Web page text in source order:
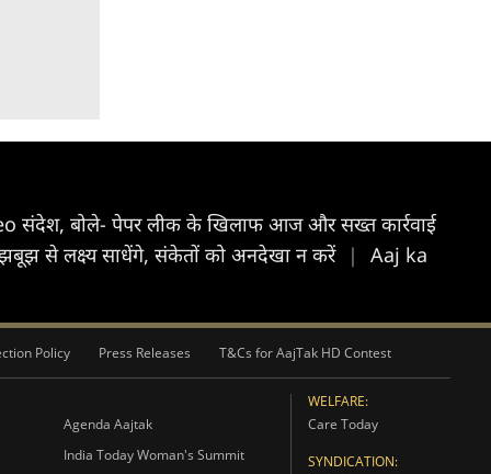
संदेश, बोले- पेपर लीक के खिलाफ आज और सख्त कार्रवाई
से लक्ष्य साधेंगे, संकेतों को अनदेखा न करें |
Aaj ka
Policy Press Releases T&Cs for AajTak HD Contest
Agenda Aajtak
India Today Woman's Summit
WELFARE:
Care Today
SYNDICATION: